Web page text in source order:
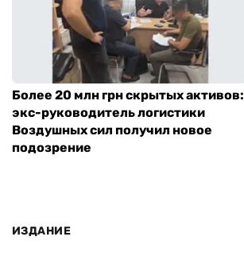
Более 20 млн грн скрытых активов:
экс-руководитель логистики
Воздушных сил получил новое
подозрение
ИЗДАНИЕ